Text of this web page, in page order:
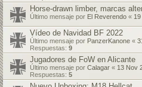
Horse-drawn limber, marcas
Último mensaje por El Reverendo «
Vídeo de Navidad BF 2022
Último mensaje por PanzerKanone «
Respuestas: 9
Jugadores de FoW en Alicante
Último mensaje por Calagar « 13 Nov
Respuestas: 5